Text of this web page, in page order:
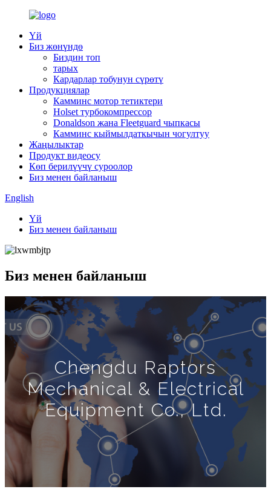
Үй
Биз жөнүндө
Биздин топ
тарых
Кардарлар тобунун сүрөтү
Продукциялар
Камминс мотор тетиктери
Holset турбокомпрессор
Donaldson жана Fleetguard чыпкасы
Камминс кыймылдаткычын чогултуу
Жаңылыктар
Продукт видеосу
Көп берилүүчү суроолор
Биз менен байланыш
English
Үй
Биз менен байланыш
Биз менен байланыш
Chengdu Raptors
Mechanical & Electrical
Equipment Co., Ltd.